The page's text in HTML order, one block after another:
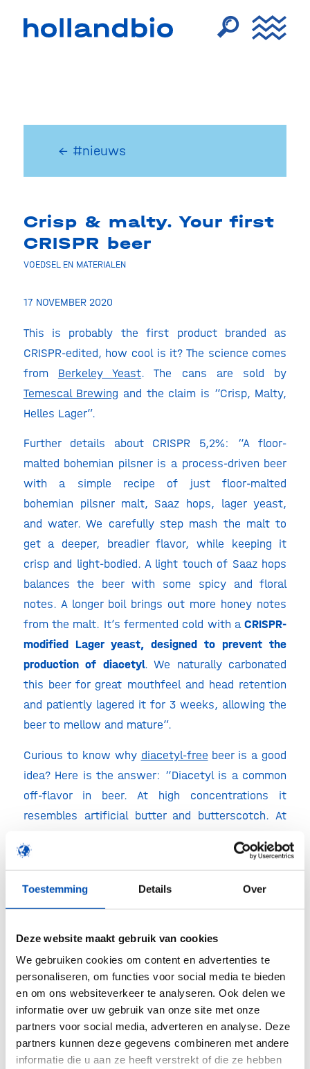
Toestemming Details Over
Deze website maakt gebruik van cookies
We gebruiken cookies om content en advertenties te
personaliseren, om functies voor social media te bieden
en om ons websiteverkeer te analyseren. Ook delen we
informatie over uw gebruik van onze site met onze
partners voor social media, adverteren en analyse. Deze
partners kunnen deze gegevens combineren met andere
informatie die u aan ze heeft verstrekt of die ze hebben
← #nieuws
Crisp & malty. Your first
CRISPR beer
VOEDSEL EN MATERIALEN
17 NOVEMBER 2020
This is probably the first product branded as
CRISPR-edited, how cool is it? The science comes
from Berkeley Yeast. The cans are sold by
Temescal Brewing and the claim is “Crisp, Malty,
Helles Lager”.
Further details about CRISPR 5,2%: “A floor-
malted bohemian pilsner is a process-driven beer
with a simple recipe of just floor-malted
bohemian pilsner malt, Saaz hops, lager yeast,
and water. We carefully step mash the malt to
get a deeper, breadier flavor, while keeping it
crisp and light-bodied. A light touch of Saaz hops
balances the beer with some spicy and floral
notes. A longer boil brings out more honey notes
from the malt. It’s fermented cold with aCRISPR-
modified Lager yeast, designed to prevent the
production of diacetyl. We naturally carbonated
this beer for great mouthfeel and head retention
and patiently lagered it for 3 weeks, allowing the
beer to mellow and mature”.
Curious to know why diacetyl-free beer is a good
idea? Here is the answer: “Diacetyl is a common
off-flavor in beer. At high concentrations it
resembles artificial butter and butterscotch. At
slickness on the tongue or roof of the mouth.
Even at low concentrations, it distracts from an
otherwise amazing IPA.”
their beer strainsWildflower,Melon Drop
Galactic, andBerry Jammer. And checkA CRISPR
Shade of Blonde
, with subtle floral and fruit notes
from one of these special strains.
Source: Mycrispr.blog